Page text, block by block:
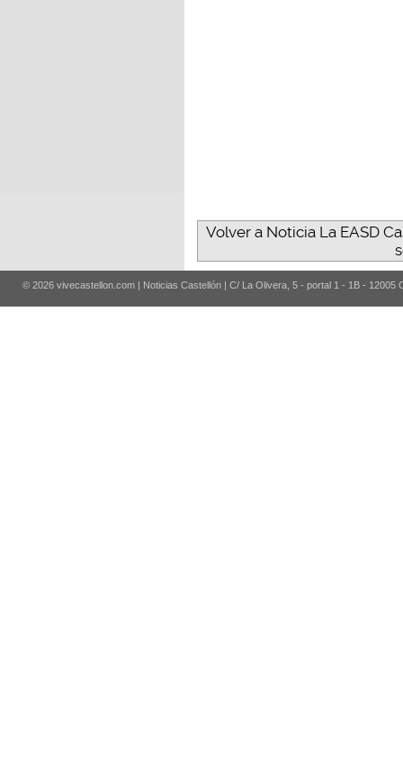
Volver a Noticia La EASD
© 2026 vivecastellon.com | Noticias Castellón | C/ La Olivera, 5 - portal 1 - 1B - 12005